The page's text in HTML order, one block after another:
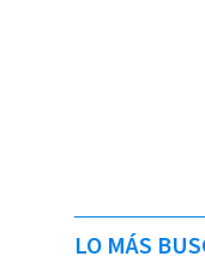
LO MÁS